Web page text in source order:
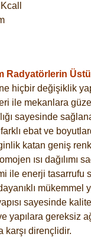
Radyatörlerin
hiçbir değişiklik
ile mekanlara
sayesinde
ebat ve
katan geniş
ısı dağılımı
ile enerji tasarrufu
mükemmel
sayesinde
yapılara gereksiz
karşı dirençlidir.